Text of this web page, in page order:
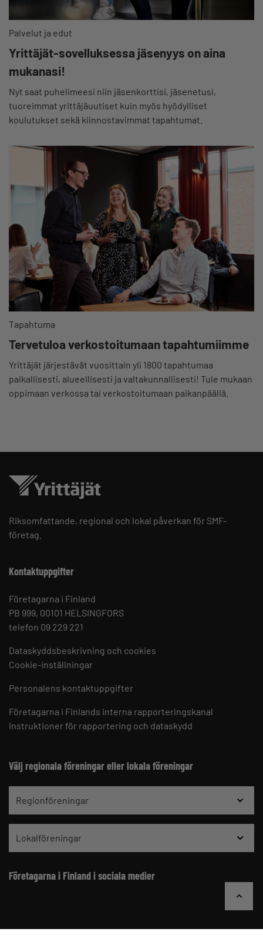
Palvelut ja edut
Yrittäjät-sovelluksessa jäsenyys on aina
mukanasi!
Nyt saat puhelimeesi niin jäsenkorttisi, jäsenetusi,
tuoreimmat yrittäjäuutiset kuin myös hyödylliset
koulutukset sekä kiinnostavimmat tapahtumat.
Tapahtuma
Tervetuloa verkostoitumaan tapahtumiimme
Yrittäjät järjestävät vuosittain yli 1800 tapahtumaa
paikallisesti, alueellisesti ja valtakunnallisesti! Tule mukaan
oppimaan verkossa tai verkostoitumaan paikanpäällä.
Riksomfattande, regional och lokal påverkan för SMF-
företag.
Kontaktuppgifter
Företagarna i Finland
PB 999, 00101 HELSINGFORS
telefon 09 229 221
Dataskyddsbeskrivning och cookies
Cookie-inställningar
Personalens kontaktuppgifter
Företagarna i Finlands interna rapporteringskanal
Instruktioner för rapportering och dataskydd
Välj regionala föreningar eller lokala föreningar
Regionföreningar
Lokalföreningar
Företagarna i Finland i sociala medier